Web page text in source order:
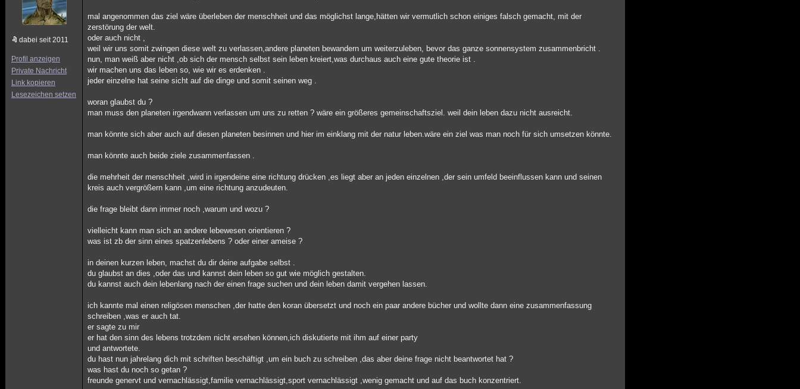
dabei seit 2011
Profil anzeigen
Private Nachricht
Link kopieren
Lesezeichen setzen
mal angenommen das ziel wäre überleben der menschheit und das möglichst lange,hätten wir vermutlich schon einiges falsch gemacht, mit der
zerstörung der welt.
oder auch nicht ,
weil wir uns somit zwingen diese welt zu verlassen,andere planeten bewandern um weiterzuleben, bevor das ganze sonnensystem zusammenbricht .
nun, man weiß aber nicht ,ob sich der mensch selbst sein leben kreiert,was durchaus auch eine gute theorie ist .
wir machen uns das leben so, wie wir es erdenken .
jeder einzelne hat seine sicht auf die dinge und somit seinen weg .
woran glaubst du ?
man muss den planeten irgendwann verlassen um uns zu retten ? wäre ein größeres gemeinschaftsziel. weil dein leben dazu nicht ausreicht.
man könnte sich aber auch auf diesen planeten besinnen und hier im einklang mit der natur leben.wäre ein ziel was man noch für sich umsetzen könnte.
man könnte auch beide ziele zusammenfassen .
die mehrheit der menschheit ,wird in irgendeine eine richtung drücken ,es liegt aber an jeden einzelnen ,der sein umfeld beeinflussen kann und seinen
kreis auch vergrößern kann ,um eine richtung anzudeuten.
die frage bleibt dann immer noch ,warum und wozu ?
vielleicht kann man sich an andere lebewesen orientieren ?
was ist zb der sinn eines spatzenlebens ? oder einer ameise ?
in deinen kurzen leben, machst du dir deine aufgabe selbst .
du glaubst an dies ,oder das und kannst dein leben so gut wie möglich gestalten.
du kannst auch dein lebenlang nach der einen frage suchen und dein leben damit vergehen lassen.
ich kannte mal einen religösen menschen ,der hatte den koran übersetzt und noch ein paar andere bücher und wollte dann eine zusammenfassung
schreiben ,was er auch tat.
er sagte zu mir
er hat den sinn des lebens trotzdem nicht ersehen können,ich diskutierte mit ihm auf einer party
und antwortete.
du hast nun jahrelang dich mit schriften beschäftigt ,um ein buch zu schreiben ,das aber deine frage nicht beantwortet hat ?
was hast du noch so getan ?
freunde genervt und vernachlässigt,familie vernachlässigt,sport vernachlässigt ,wenig gemacht und auf das buch konzentriert.